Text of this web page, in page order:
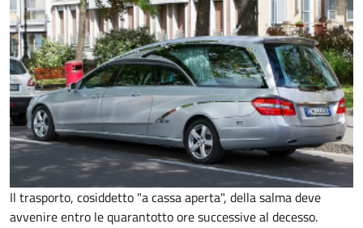
Il trasporto, cosiddetto "a cassa aperta", della salma deve
avvenire entro le quarantotto ore successive al decesso.